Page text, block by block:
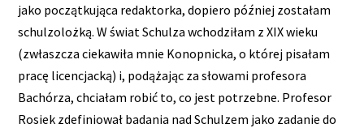
jako początkująca redaktorka, dopiero później zostałam
schulzolożką. W świat Schulza wchodziłam z XIX wieku
(zwłaszcza ciekawiła mnie Konopnicka, o której pisałam
pracę licencjacką) i, podążając za słowami profesora
Bachórza, chciałam robić to, co jest potrzebne. Profesor
Rosiek zdefiniował badania nad Schulzem jako zadanie do